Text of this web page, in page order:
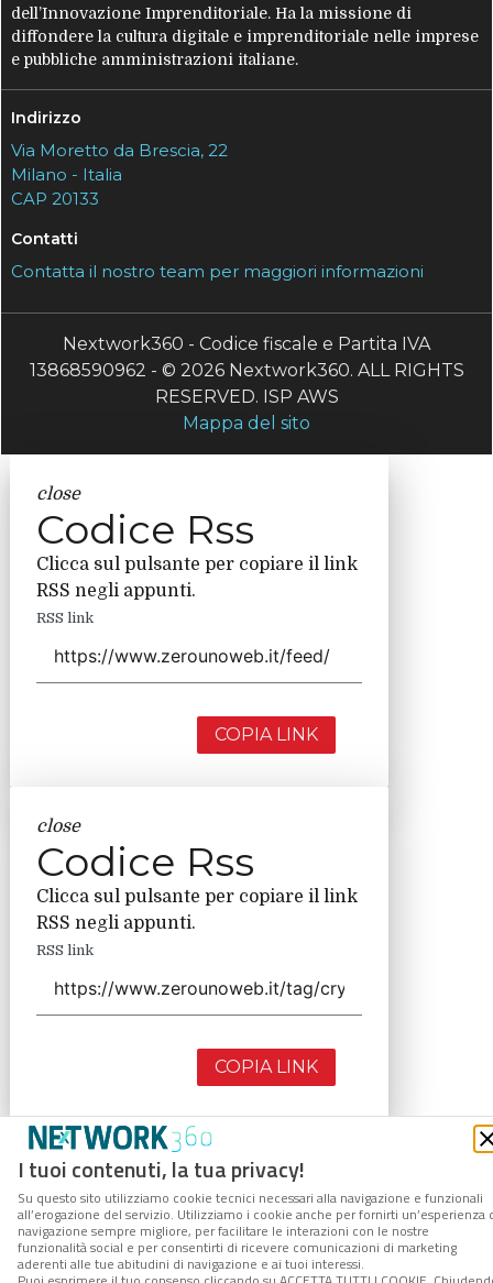
I tuoi contenuti, la tua privacy!
Su questo sito utilizziamo cookie tecnici necessari alla navigazione e funzionali
all’erogazione del servizio. Utilizziamo i cookie anche per fornirti un’esperienza
navigazione sempre migliore, per facilitare le interazioni con le nostre
funzionalità social e per consentirti di ricevere comunicazioni di marketing
aderenti alle tue abitudini di navigazione e ai tuoi interessi.
dell’Innovazione Imprenditoriale. Ha la missione di
diffondere la cultura digitale e imprenditoriale nelle imprese
e pubbliche amministrazioni italiane.
Indirizzo
Via Moretto da Brescia, 22
Milano - Italia
CAP 20133
Contatti
Contatta il nostro team per maggiori informazioni
Nextwork360 - Codice fiscale e Partita IVA
13868590962 - © 2026 Nextwork360. ALL RIGHTS
RESERVED. ISP AWS
Mappa del sito
close
Codice Rss
Clicca sul pulsante per copiare il link
RSS negli appunti.
RSS link
COPIA LINK
close
Codice Rss
Clicca sul pulsante per copiare il link
RSS negli appunti.
RSS link
COPIA LINK